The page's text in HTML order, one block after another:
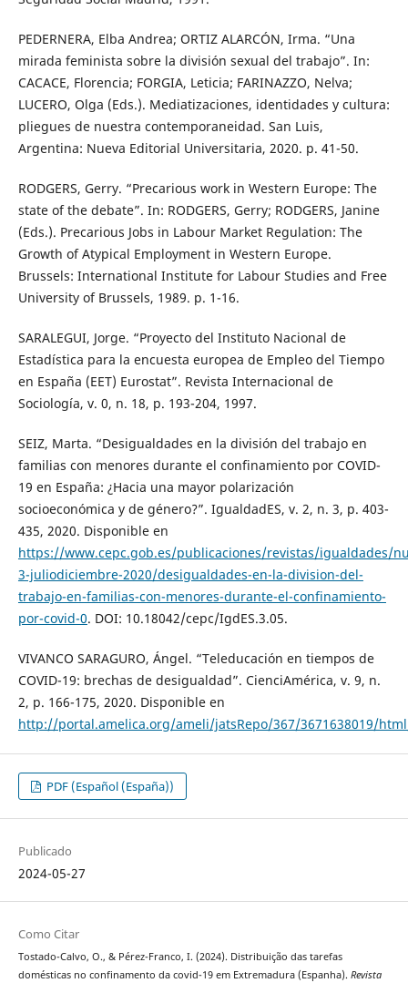
PEDERNERA, Elba Andrea; ORTIZ ALARCÓN, Irma. “Una
mirada feminista sobre la división sexual del trabajo”. In:
CACACE, Florencia; FORGIA, Leticia; FARINAZZO, Nelva;
LUCERO, Olga (Eds.). Mediatizaciones, identidades y cultura:
pliegues de nuestra contemporaneidad. San Luis,
Argentina: Nueva Editorial Universitaria, 2020. p. 41-50.
RODGERS, Gerry. “Precarious work in Western Europe: The
state of the debate”. In: RODGERS, Gerry; RODGERS, Janine
(Eds.). Precarious Jobs in Labour Market Regulation: The
Growth of Atypical Employment in Western Europe.
Brussels: International Institute for Labour Studies and Free
University of Brussels, 1989. p. 1-16.
SARALEGUI, Jorge. “Proyecto del Instituto Nacional de
Estadística para la encuesta europea de Empleo del Tiempo
en España (EET) Eurostat”. Revista Internacional de
Sociología, v. 0, n. 18, p. 193-204, 1997.
SEIZ, Marta. “Desigualdades en la división del trabajo en
familias con menores durante el confinamiento por COVID-
19 en España: ¿Hacia una mayor polarización
socioeconómica y de género?”. IgualdadES, v. 2, n. 3, p. 403-
435, 2020. Disponible en
https://www.cepc.gob.es/publicaciones/revistas/igualdades/
3-juliodiciembre-2020/desigualdades-en-la-division-del-
trabajo-en-familias-con-menores-durante-el-confinamiento-
por-covid-0. DOI: 10.18042/cepc/IgdES.3.05.
VIVANCO SARAGURO, Ángel. “Teleducación en tiempos de
COVID-19: brechas de desigualdad”. CienciAmérica, v. 9, n.
2, p. 166-175, 2020. Disponible en
http://portal.amelica.org/ameli/jatsRepo/367/3671638019/
PDF (Español (España))
Publicado
2024-05-27
Como Citar
Tostado-Calvo, O., & Pérez-Franco, I. (2024). Distribuição das tarefas
domésticas no confinamento da covid-19 em Extremadura (Espanha). Revista